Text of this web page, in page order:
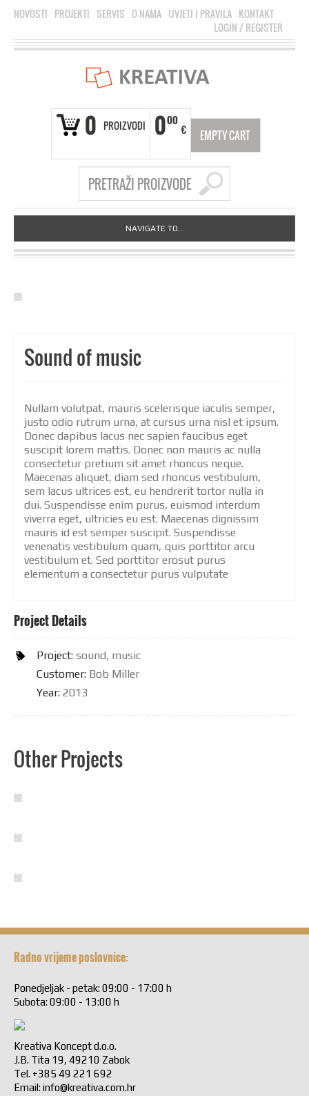
NOVOSTI PROJEKTI SERVIS O NAMA UVJETI I PRAVILA KONTAKT
LOGIN/REGISTER
0 PROIZVODI 000
€ EMPTY CART
NAVIGATE TO...
Sound of music
Nullam volutpat, mauris scelerisque iaculis semper,
justo odio rutrum urna, at cursus urna nisl et ipsum.
Donec dapibus lacus nec sapien faucibus eget
suscipit lorem mattis. Donec non mauris ac nulla
consectetur pretium sit amet rhoncus neque.
Maecenas aliquet, diam sed rhoncus vestibulum,
sem lacus ultrices est, eu hendrerit tortor nulla in
dui. Suspendisse enim purus, euismod interdum
viverra eget, ultricies eu est. Maecenas dignissim
mauris id est semper suscipit. Suspendisse
venenatis vestibulum quam, quis porttitor arcu
vestibulum et. Sed porttitor erosut purus
elementum a consectetur purus vulputate
Project Details
Project: sound, music
Customer: Bob Miller
Year: 2013
Other Projects
Radno vrijeme poslovnice:
Ponedjeljak - petak: 09:00 - 17:00 h
Subota: 09:00 - 13:00 h
Kreativa Koncept d.o.o.
J.B. Tita 19, 49210 Zabok
Tel. +385 49 221 692
Email: info@kreativa.com.hr